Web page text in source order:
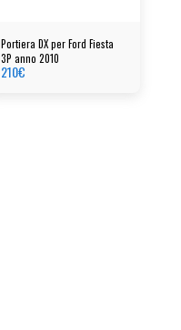
Portiera DX per Ford Fiesta
3P anno 2010
210€